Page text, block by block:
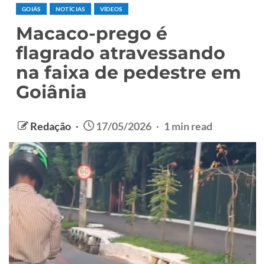
GOIÁS NOTÍCIAS VÍDEOS
Macaco-prego é
flagrado atravessando
na faixa de pedestre em
Goiânia
Redação 17/05/2026 1 min read